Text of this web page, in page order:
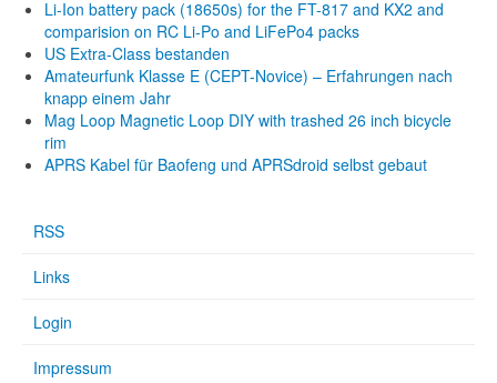
Li-Ion battery pack (18650s) for the FT-817 and KX2 and
comparision on RC Li-Po and LiFePo4 packs
US Extra-Class bestanden
Amateurfunk Klasse E (CEPT-Novice) – Erfahrungen nach
knapp einem Jahr
Mag Loop Magnetic Loop DIY with trashed 26 inch bicycle
rim
APRS Kabel für Baofeng und APRSdroid selbst gebaut
RSS
Links
Login
Impressum